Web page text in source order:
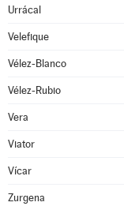
Urrácal
Velefique
Vélez-Blanco
Vélez-Rubio
Vera
Viator
Vícar
Zurgena